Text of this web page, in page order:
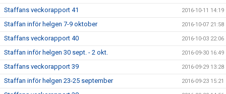
Staffans veckorapport 41 2016-10-11 14:19
Staffan inför helgen 7-9 oktober 2016-10-07 21:58
Staffans veckorapport 40 2016-10-03 22:06
Staffan inför helgen 30 sept. - 2 okt. 2016-09-30 16:49
Staffans veckorapport 39 2016-09-29 13:28
Staffan inför helgen 23-25 september 2016-09-23 15:21